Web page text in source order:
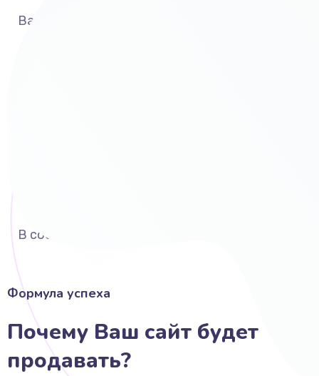
Вашего бизнеса, рынка и конкурентов
В соответствии со стандартами
Формула успеха
Почему Ваш сайт будет
продавать?